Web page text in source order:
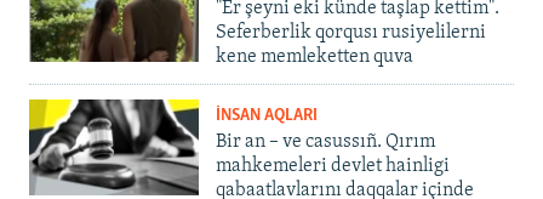
"Er şeyni eki künde taşlap kettim".
Seferberlik qorqusı rusiyelilerni
kene memleketten quva
İNSAN AQLARI
Bir an – ve casussıñ. Qırım
mahkemeleri devlet hainligi
qabaatlavlarını daqqalar içinde